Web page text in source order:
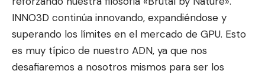
INNO3D continúa innovando, expandiéndose y
superando los límites en el mercado de GPU. Esto
es muy típico de nuestro ADN, ya que nos
desafiaremos a nosotros mismos para ser los